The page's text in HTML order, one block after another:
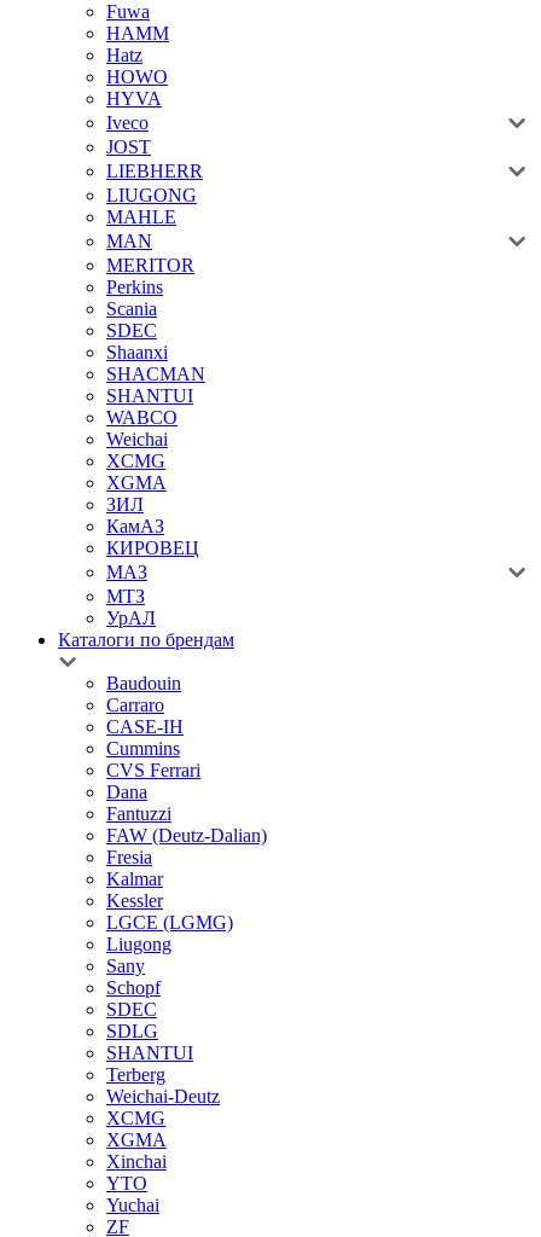
Fuwa
HAMM
Hatz
HOWO
HYVA
Iveco
JOST
LIEBHERR
LIUGONG
MAHLE
MAN
MERITOR
Perkins
Scania
SDEC
Shaanxi
SHACMAN
SHANTUI
WABCO
Weichai
XCMG
XGMA
ЗИЛ
КамАЗ
КИРОВЕЦ
МАЗ
МТЗ
УрАЛ
Каталоги по брендам
Baudouin
Carraro
CASE-IH
Cummins
CVS Ferrari
Dana
Fantuzzi
FAW (Deutz-Dalian)
Fresia
Kalmar
Kessler
LGCE (LGMG)
Liugong
Sany
Schopf
SDEC
SDLG
SHANTUI
Terberg
Weichai-Deutz
XCMG
XGMA
Xinchai
YTO
Yuchai
ZF